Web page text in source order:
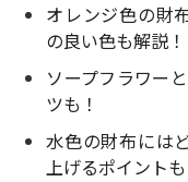
オレンジ色の財
の良い色も解説！
ソープフラワー
ツも！
水色の財布には
上げるポイントも